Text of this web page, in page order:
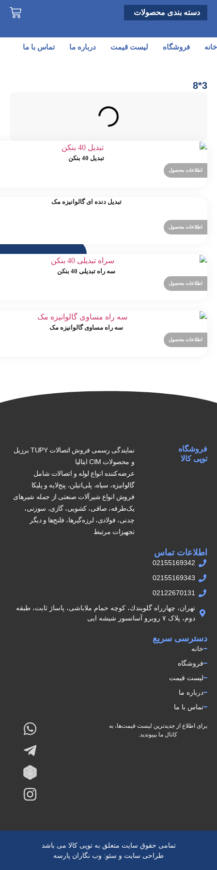
دسته بندی محصولات
خانه فروشگاه لیست قیمت درباره ما تماس با ما
3*8
تبدیل 40 بنکن
اطلاعات محصول
تبدیل دنده ای گالوانیزه مک
اطلاعات محصول
سه راه تبدیلی 40 بنکن
اطلاعات محصول
سه راه مساوی گالوانیزه مک
اطلاعات محصول
فروشگاه
توپی کالا
نمایندگی رسمی فروش اتصالات TUPY برزیل
و محصولات CIM ایتالیا
عرضه‌کننده انواع لوله و اتصالات شامل
گالوانیزه، سیاه، پلی‌اتیلن، پنج‌لایه و پلیکا
فروش انواع شیرآلات صنعتی از جمله شیرهای
یک‌طرفه، صافی، کشویی، گازی، سوزنی،
چدنی، فولادی، لرزه‌گیرها، فلنج‌ها و دیگر
تجهیزات مرتبط
دسترسی سریع
خانه
فروشگاه
لیست قیمت
درباره ما
تماس با ما
اطلاعات تماس
02155169342
02155169343
02122670131
تهران، چهارراه گلوبندك، كوچه حمام ملاباشى، پاساژ ثابت، طبقه
دوم، پلاک ۷ روبرو آسانسور شيشه ايى
برای اطلاع از جدیدترین لیست قیمت‌ها، به
کانال ما بپیوندید.
تمامی حقوق سایت متعلق به توپی کالا می باشد
طراحی سایت و سئو: وب نگاران پارسه